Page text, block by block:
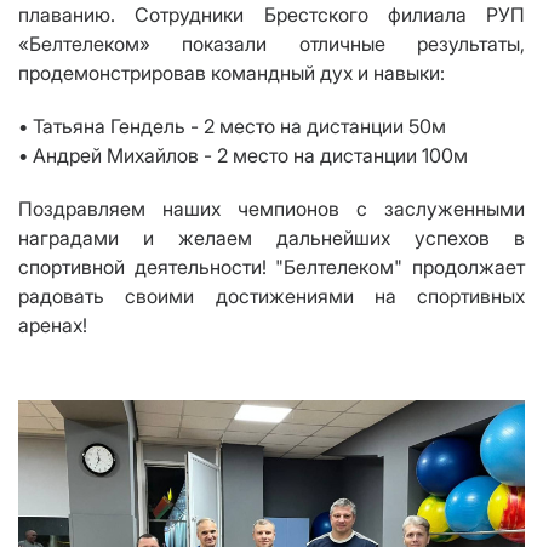
плаванию. Сотрудники Брестского филиала РУП
«Белтелеком» показали отличные результаты,
продемонстрировав командный дух и навыки:
• Татьяна Гендель - 2 место на дистанции 50м
• Андрей Михайлов - 2 место на дистанции 100м
Поздравляем наших чемпионов с заслуженными
наградами и желаем дальнейших успехов в
спортивной деятельности! "Белтелеком" продолжает
радовать своими достижениями на спортивных
аренах!